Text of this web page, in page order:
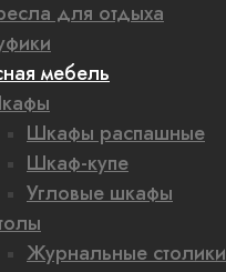
для отдыха
мебель
Шкафы распашные
Шкаф-купе
Угловые шкафы
Журнальные столики